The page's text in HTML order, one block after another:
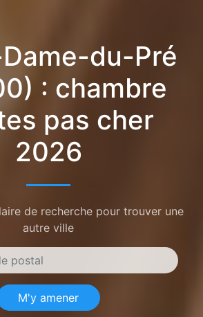
du-Pré
: chambre
pas cher
2026
de recherche pour trouver une
autre ville
M'y amener